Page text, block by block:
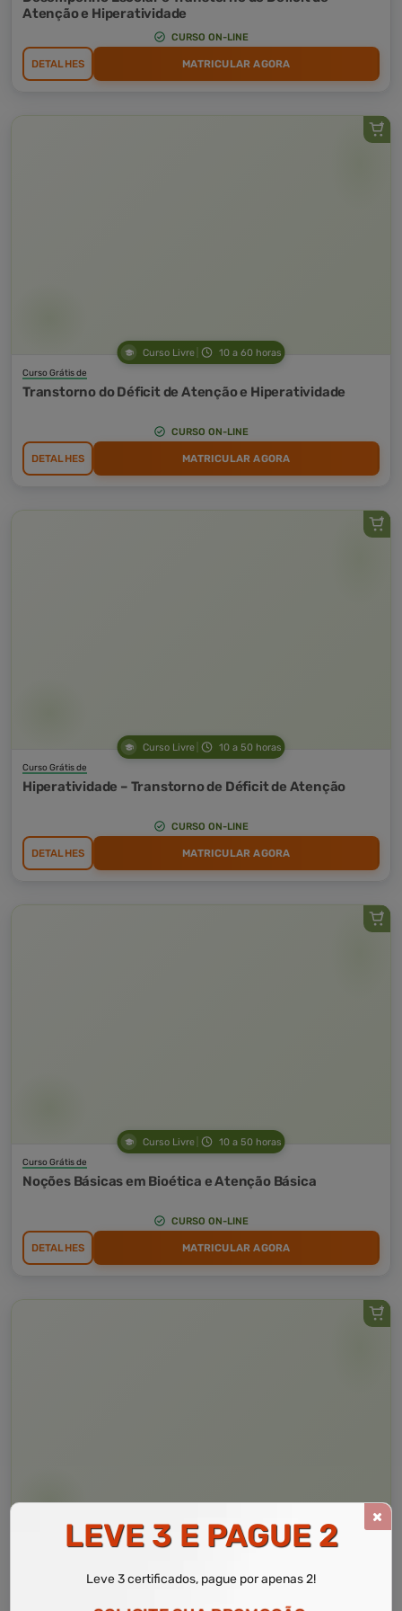
Atenção e Hiperatividade
CURSO ON-LINE
DETALHES MATRICULAR AGORA
Curso Livre 10 a 60 horas
Curso Grátis de
Transtorno do Déficit de Atenção e Hiperatividade
CURSO ON-LINE
DETALHES MATRICULAR AGORA
Curso Livre 10 a 50 horas
Curso Grátis de
Hiperatividade – Transtorno de Déficit de Atenção
CURSO ON-LINE
DETALHES MATRICULAR AGORA
Curso Livre 10 a 50 horas
Curso Grátis de
Noções Básicas em Bioética e Atenção Básica
CURSO ON-LINE
DETALHES MATRICULAR AGORA
Curso Livre 10 a 60 horas
Noções Básicas da Promoção da Saúde Mental do Idoso
LEVE 3 E PAGUE 2
Leve 3 certificados, pague por apenas 2!